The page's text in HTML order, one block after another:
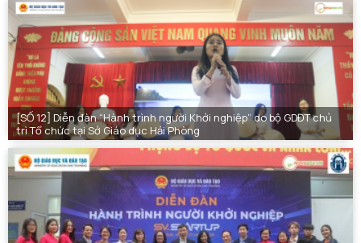
[SỐ 12] Diễn đàn “Hành trình người Khởi nghiệp” do bộ GDĐT chủ
trì Tổ chức tại Sở Giáo dục Hải Phòng